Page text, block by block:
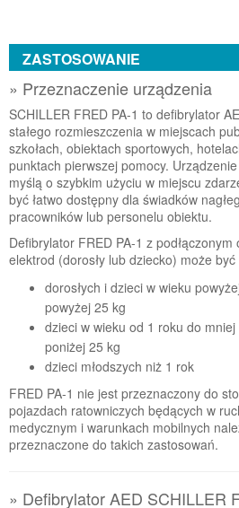
ZASTOSOWANIE
» Przeznaczenie urządzenia
SCHILLER FRED PA-1 to defibrylator
stałego rozmieszczenia w miejscach
szkołach, obiektach sportowych,
punktach pierwszej pomocy.
myślą o szybkim użyciu w miejscu
być łatwo dostępny dla świadków
pracowników lub personelu obiektu.
Defibrylator FRED PA-1 z
elektrod (dorosły lub dziecko) może
dorosłych i dzieci w wieku
powyżej 25 kg
dzieci w wieku od 1 roku do
poniżej 25 kg
dzieci młodszych niż 1 rok
FRED PA-1 nie jest przeznaczony do
pojazdach ratowniczych będących w
medycznym i warunkach mobilnych
przeznaczone do takich zastosowań.
» Defibrylator AED SCHILLER